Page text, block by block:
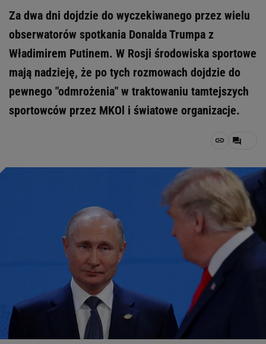
Za dwa dni dojdzie do wyczekiwanego przez wielu
obserwatorów spotkania Donalda Trumpa z
Władimirem Putinem. W Rosji środowiska sportowe
mają nadzieję, że po tych rozmowach dojdzie do
pewnego "odmrożenia" w traktowaniu tamtejszych
sportowców przez MKOl i światowe organizacje.